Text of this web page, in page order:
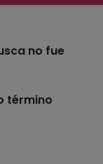
no fue
término